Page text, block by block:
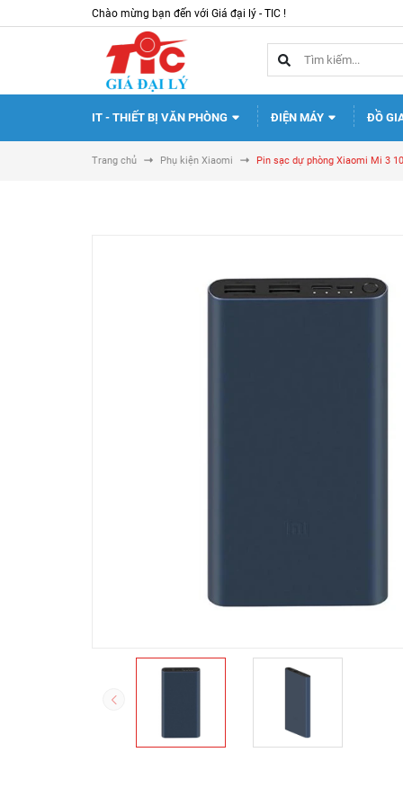
Chào mừng bạn đến với Giá đại lý - TIC !
IT - THIẾT BỊ VĂN PHÒNG ĐIỆN MÁY ĐỒ
Trang chủ Phụ kiện Xiaomi Pin sạc dự phòng Xiaomi Mi 3